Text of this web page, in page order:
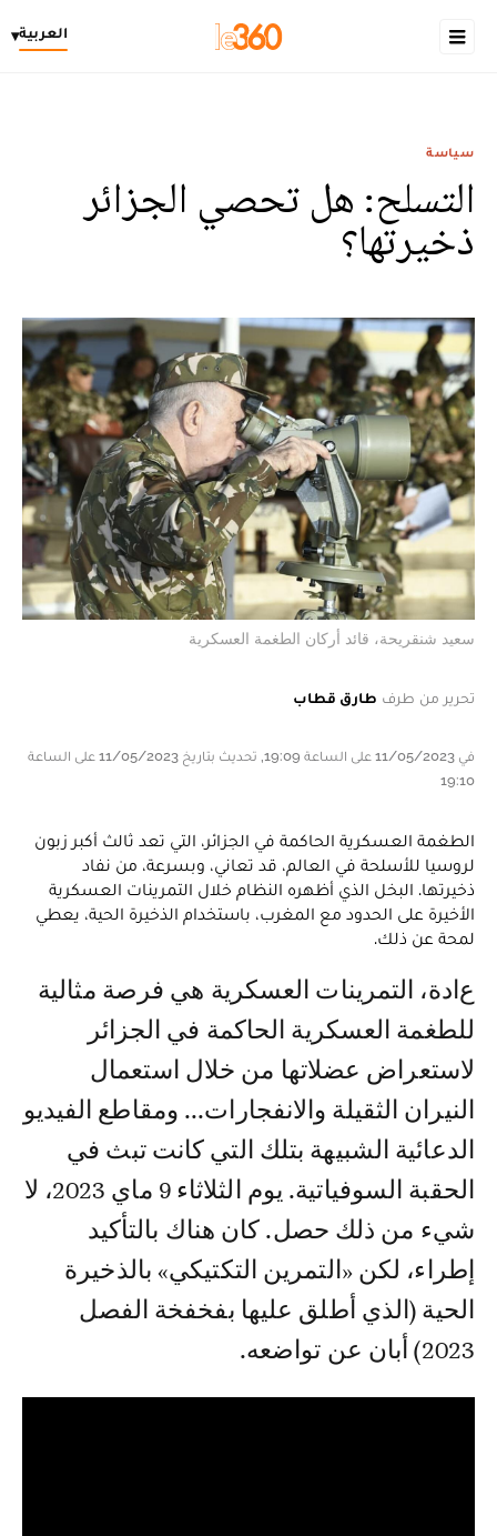
العربية▾
سياسة
التسلح: هل تحصي الجزائر
ذخيرتها؟
سعيد شنقريحة، قائد أركان الطغمة العسكرية
تحرير من طرف طارق قطاب
في 11/05/2023 على الساعة 19:09, تحديث بتاريخ 11/05/2023 على الساعة
19:10
الطغمة العسكرية الحاكمة في الجزائر، التي تعد ثالث أكبر زبون
لروسيا للأسلحة في العالم، قد تعاني، وبسرعة، من نفاد
ذخيرتها. البخل الذي أظهره النظام خلال التمرينات العسكرية
الأخيرة على الحدود مع المغرب، باستخدام الذخيرة الحية، يعطي
لمحة عن ذلك.
عادة، التمرينات العسكرية هي فرصة مثالية
للطغمة العسكرية الحاكمة في الجزائر
لاستعراض عضلاتها من خلال استعمال
النيران الثقيلة والانفجارات... ومقاطع الفيديو
الدعائية الشبيهة بتلك التي كانت تبث في
الحقبة السوفياتية. يوم الثلاثاء 9 ماي 2023، لا
شيء من ذلك حصل. كان هناك بالتأكيد
إطراء، لكن «التمرين التكتيكي» بالذخيرة
الحية (الذي أطلق عليها بفخفخة الفصل
2023) أبان عن تواضعه.